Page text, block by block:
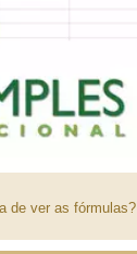
de ver as fórmulas?